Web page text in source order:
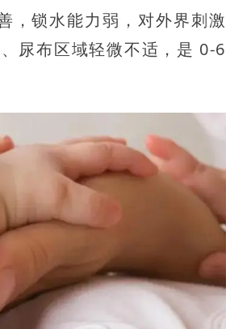
，锁水能力弱，对外界刺激
尿布区域轻微不适，是 0-6